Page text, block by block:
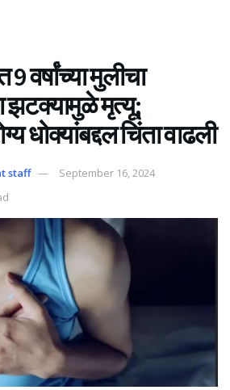
मुलीचा
झटक्यामुळे मृत्यू;
धोक्यांबद्दल चिंता वाढली
staff
September 16, 2024